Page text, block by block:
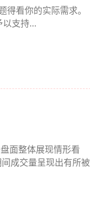
得看你的实际需求。
以支持...
面整体展现情形看
成交量呈现出有所被